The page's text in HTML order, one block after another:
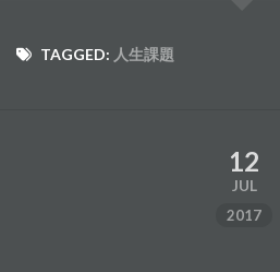
TAGGED: 人生課題
12
JUL
2017